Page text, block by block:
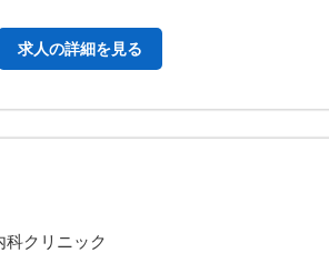
求人の詳細を見る
クリニック